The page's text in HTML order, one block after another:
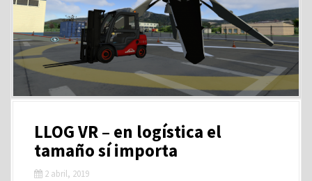
LLOG VR – en logística el
tamaño sí importa
2 abril, 2019